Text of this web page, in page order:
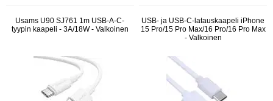
Usams U90 SJ761 1m USB-A-C-
tyypin kaapeli - 3A/18W - Valkoinen
USB- ja USB-C-latauskaapeli iPhone
15 Pro/15 Pro Max/16 Pro/16 Pro Max
- Valkoinen